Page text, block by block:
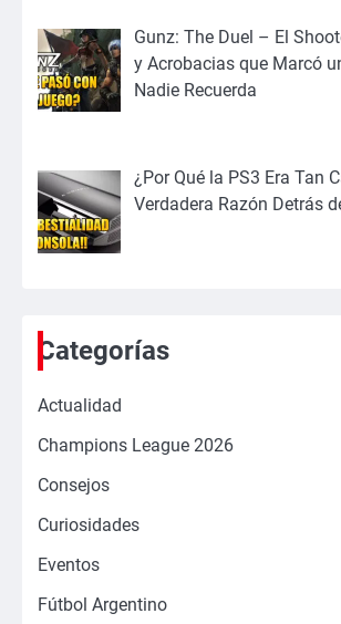
Gunz: The Duel – El
y Acrobacias que Marcó
Nadie Recuerda
¿Por Qué la PS3 Era Tan
Verdadera Razón Detrás
Categorías
Actualidad
Champions League 2026
Consejos
Curiosidades
Eventos
Fútbol Argentino